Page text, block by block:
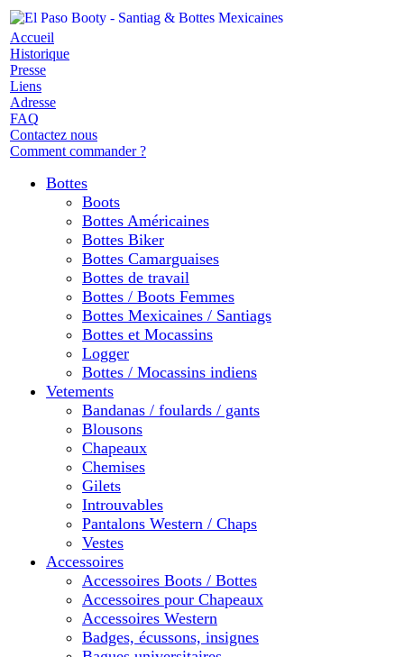
Accueil
Historique
Presse
Liens
Adresse
FAQ
Contactez nous
Comment commander ?
Bottes
Boots
Bottes Américaines
Bottes Biker
Bottes Camarguaises
Bottes de travail
Bottes / Boots Femmes
Bottes Mexicaines / Santiags
Bottes et Mocassins
Logger
Bottes / Mocassins indiens
Vetements
Bandanas / foulards / gants
Blousons
Chapeaux
Chemises
Gilets
Introuvables
Pantalons Western / Chaps
Vestes
Accessoires
Accessoires Boots / Bottes
Accessoires pour Chapeaux
Accessoires Western
Badges, écussons, insignes